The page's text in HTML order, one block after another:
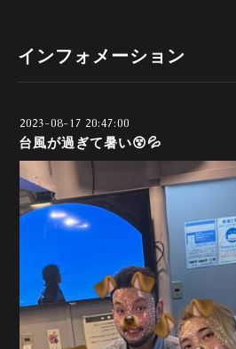
インフォメーション
2023-08-17 20:47:00
台風が過ぎて暑い😵💦